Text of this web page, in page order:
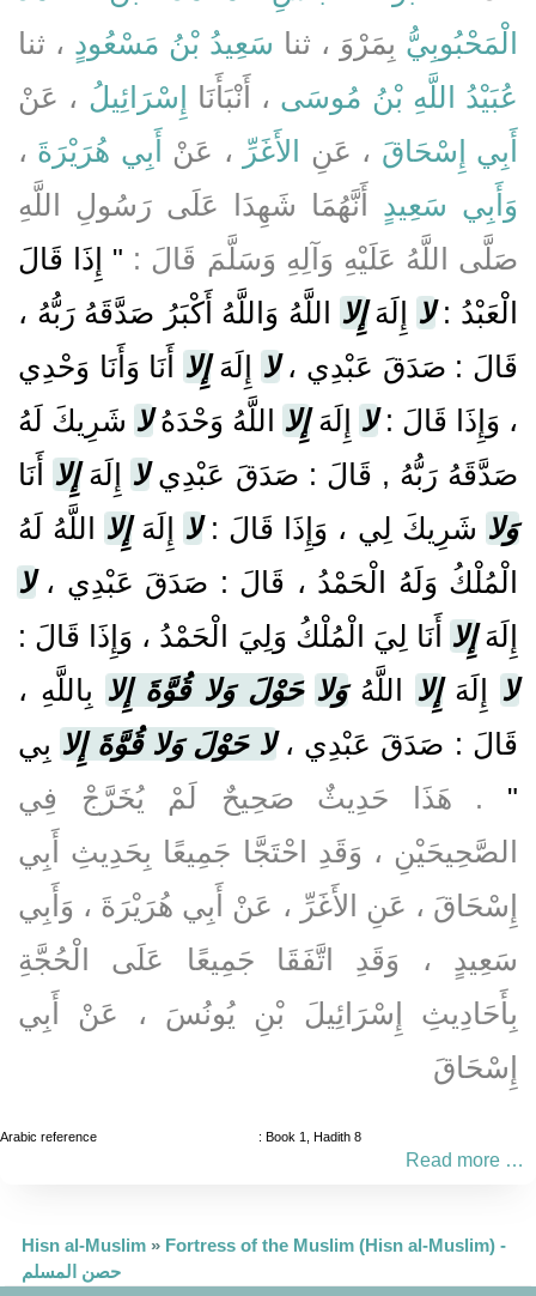
الْمَحْبُوبِيُّ بِمَرْوَ ، ثنا سَعِيدُ بْنُ مَسْعُودٍ ، ثنا
عُبَيْدُ اللَّهِ بْنُ مُوسَى ، أَنْبَأَنَا إِسْرَائِيلُ ، عَنْ
أَبِي إِسْحَاقَ ، عَنِ الأَغَرِّ ، عَنْ أَبِي هُرَيْرَةَ ،
وَأَبِي سَعِيدٍ
أَنَّهُمَا شَهِدَا عَلَى رَسُولِ اللَّهِ
صَلَّى اللَّهُ عَلَيْهِ وَآلِهِ وَسَلَّمَ قَالَ : " إِذَا قَالَ
الْعَبْدُ :لا إِلَهَإِلا اللَّهُ وَاللَّهُ أَكْبَرُ صَدَّقَهُ رَبُّهُ ،
قَالَ : صَدَقَ عَبْدِي ،لا إِلَهَإِلا أَنَا وَأَنَا وَحْدِي
، وَإِذَا قَالَ :لا إِلَهَإِلا اللَّهُ وَحْدَهُلا شَرِيكَ لَهُ
صَدَّقَهُ رَبُّهُ , قَالَ : صَدَقَ عَبْدِيلا إِلَهَإِلا أَنَا
وَلا شَرِيكَ لِي ، وَإِذَا قَالَ :لا إِلَهَإِلا اللَّهُ لَهُ
الْمُلْكُ وَلَهُ الْحَمْدُ ، قَالَ : صَدَقَ عَبْدِي ،لا
إِلَهَإِلا أَنَا لِيَ الْمُلْكُ وَلِيَ الْحَمْدُ ، وَإِذَا قَالَ :
لا إِلَهَإِلا اللَّهُوَلا حَوْلَ وَلا قُوَّةَ إِلا بِاللَّهِ ،
قَالَ : صَدَقَ عَبْدِي ،لا حَوْلَ وَلا قُوَّةَ إِلا بِي
"
. هَذَا حَدِيثٌ صَحِيحٌ لَمْ يُخَرَّجْ فِي
الصَّحِيحَيْنِ ، وَقَدِ احْتَجَّا جَمِيعًا بِحَدِيثِ أَبِي
إِسْحَاقَ ، عَنِ الأَغَرِّ ، عَنْ أَبِي هُرَيْرَةَ ، وَأَبِي
سَعِيدٍ ، وَقَدِ اتَّفَقَا جَمِيعًا عَلَى الْحُجَّةِ
بِأَحَادِيثِ إِسْرَائِيلَ بْنِ يُونُسَ ، عَنْ أَبِي
إِسْحَاقَ
Arabic reference : Book 1, Hadith 8
Read more …
Hisn al-Muslim » Fortress of the Muslim (Hisn al-Muslim) -
حصن المسلم